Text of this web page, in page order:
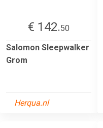
€ 142.50
Salomon Sleepwalker
Grom
Herqua.nl